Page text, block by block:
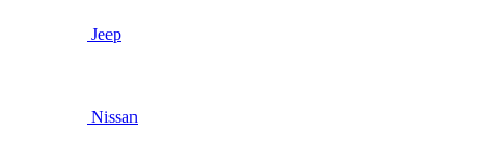
Jeep
Nissan